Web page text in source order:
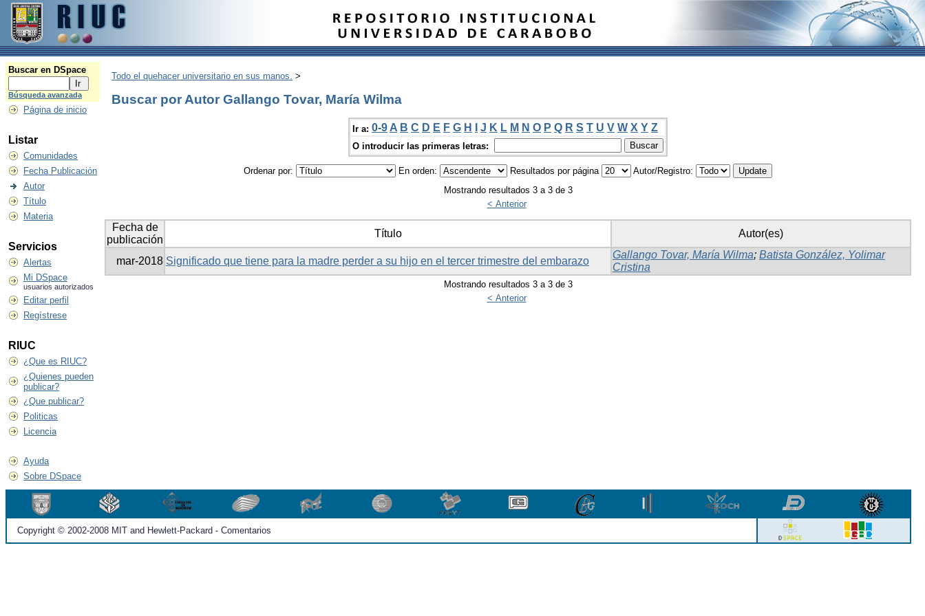
Buscar en DSpace
Búsqueda avanzada
Página de inicio
Listar
Comunidades
Fecha Publicación
Autor
Título
Materia
Servicios
Alertas
Mi DSpace
usuarios autorizados
Editar perfil
Regístrese
RIUC
¿Que es RIUC?
¿Quienes pueden
publicar?
¿Que publicar?
Politicas
Licencia
Ayuda
Sobre DSpace
Todo el quehacer universitario en sus manos. >
Buscar por Autor Gallango Tovar, María Wilma
Ir a: 0-9 A B C D E F G H J K L M N O P Q R S T U V W X Y Z
O introducir las primeras letras:
Ordenar por: En orden: Resultados por página
Autor/Registro:
Mostrando resultados 3 a 3 de 3
< Anterior
Fecha de
publicación
Título Autor(es)
mar-2018 Significado que tiene para la madre perder a su hijo en el tercer trimestre del embarazo
Gallango Tovar, María Wilma; Batista González, Yolimar
Cristina
Mostrando resultados 3 a 3 de 3
< Anterior
Copyright © 2002-2008 MIT and Hewlett-Packard - Comentarios